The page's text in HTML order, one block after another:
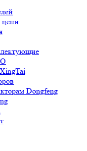
цепи
Dongfeng